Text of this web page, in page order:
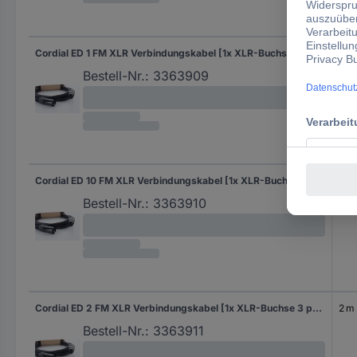
Cordial ED 1 FM XLR Verbindungskabel [1x XLR-Buchse 3 polig - 1x XLR-Stecker 3 polig] 1 m Schwarz
Bestell-Nr.: 3363909
1 m
Bestell-Nr.: 3363910
Cordial ED 2 FM XLR Verbindungskabel [1x XLR-Buchse 3 polig - 1x XLR-Stecker 3 polig] 2 m Schwarz
Bestell-Nr.: 3363911
2 m